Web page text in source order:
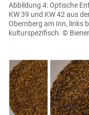
Abbildung 4: Optische
KW 39 und KW 42 aus
Obernberg am Inn, links
kulturspezifisch. ©